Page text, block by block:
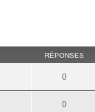
RÉPONSES
0
0